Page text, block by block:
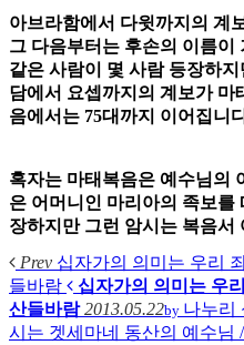
아브라함에서 다윗까지의 계
그 다음부터는 후손의 이름이
같은 사람이 몇 사람 등장하
담에서 요셉까지의 계보가 마
음에서는 75대까지 이어집니
혹자는 마태복음은 예수님의
은 어머니인 마리아의 족보를
장하지만 그런 암시는 복음서
Prev 십자가의 의미는 우리
들바람
십자가의 의미는 우
산들바람 2013.05.22by 나누리
시는 겟세마네 동산의 예수님